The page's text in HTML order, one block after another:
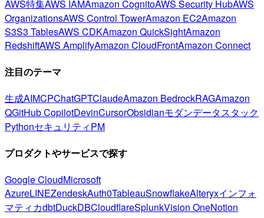
AWS特集AWS IAMAmazon CognitoAWS Security HubAWS
OrganizationsAWS Control TowerAmazon EC2Amazon
S3S3 TablesAWS CDKAmazon QuickSightAmazon
RedshiftAWS AmplifyAmazon CloudFrontAmazon Connect
注目のテーマ
生成AIMCPChatGPTClaudeAmazon BedrockRAGAmazon
QGitHub CopilotDevinCursorObsidianモダンデータスタック
PythonセキュリティPM
プロダクトやサービスで探す
Google CloudMicrosoft
AzureLINEZendeskAuth0TableauSnowflakeAlteryxインフォ
マティカdbtDuckDBCloudflareSplunkVision OneNotion